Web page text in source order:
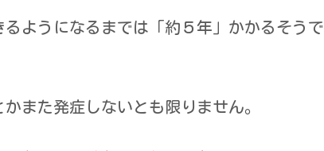
ようになるまでは「約５年」かかるそうで
また発症しないとも限りません。